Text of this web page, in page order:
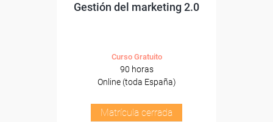
Gestión del marketing 2.0
Curso Gratuito
90 horas
Online (toda España)
Matrícula cerrada